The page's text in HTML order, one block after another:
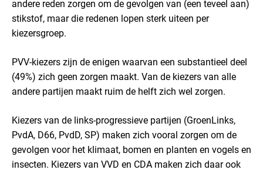
andere reden zorgen om de gevolgen van (een teveel aan)
stikstof, maar die redenen lopen sterk uiteen per
kiezersgroep.
PVV-kiezers zijn de enigen waarvan een substantieel deel
(49%) zich geen zorgen maakt. Van de kiezers van alle
andere partijen maakt ruim de helft zich wel zorgen.
Kiezers van de links-progressieve partijen (GroenLinks,
PvdA, D66, PvdD, SP) maken zich vooral zorgen om de
gevolgen voor het klimaat, bomen en planten en vogels en
insecten. Kiezers van VVD en CDA maken zich daar ook